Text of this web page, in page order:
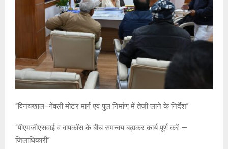
“विनयखाल–गेंवली मोटर मार्ग एवं पुल निर्माण में तेजी लाने के निर्देश”
“पीएमजीएसवाई व वापकॉस के बीच समन्वय बढ़ाकर कार्य पूर्ण करें —
जिलाधिकारी”